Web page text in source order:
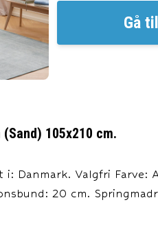
Gå til
105x210 cm.
i: Danmark. Valgfri Farve:
20 cm.